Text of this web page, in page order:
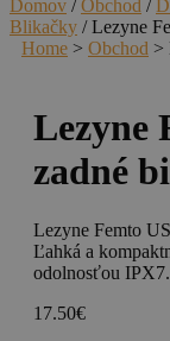
Domov /Obchod /
Blikačky / Lezyne
Home > Obchod >
Lezyne
zadné
Lezyne Femto
Ľahká a
odolnosťou
17.50€